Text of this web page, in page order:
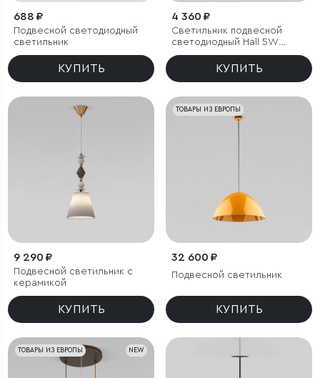
688 ₽
Подвесной светодиодный
светильник
КУПИТЬ
4 360 ₽
Светильник подвесной
светодиодный Hall 5W
4000K латунь
КУПИТЬ
9 290 ₽
Подвесной светильник с
керамикой
КУПИТЬ
ТОВАРЫ ИЗ ЕВРОПЫ
32 600 ₽
Подвесной светильник
КУПИТЬ
NEW
ТОВАРЫ ИЗ ЕВРОПЫ